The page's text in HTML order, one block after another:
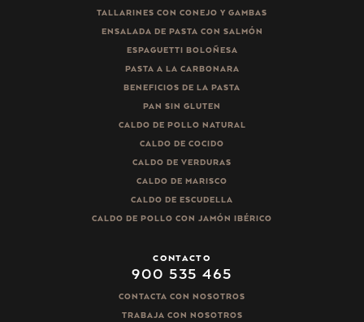
TALLARINES CON CONEJO Y GAMBAS
ENSALADA DE PASTA CON SALMÓN
ESPAGUETTI BOLOÑESA
PASTA A LA CARBONARA
BENEFICIOS DE LA PASTA
PAN SIN GLUTEN
CALDO DE POLLO NATURAL
CALDO DE COCIDO
CALDO DE VERDURAS
CALDO DE MARISCO
CALDO DE ESCUDELLA
CALDO DE POLLO CON JAMÓN IBÉRICO
CONTACTO
900 535 465
CONTACTA CON NOSOTROS
TRABAJA CON NOSOTROS